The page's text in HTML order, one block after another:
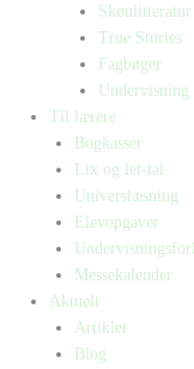
Skønlitteratur
True Stories
Fagbøger
Undervisning
Til lærere
Bogkasser
Lix og let-tal
Universlæsning
Elevopgaver
Messekalender
Aktuelt
Artikler
Blog